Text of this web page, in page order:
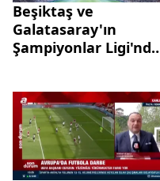
Beşiktaş ve
Galatasaray'ın
Şampiyonlar Ligi'nde